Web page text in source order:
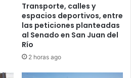
Transporte, calles y
espacios deportivos, entre
las peticiones planteadas
al Senado en San Juan del
Río
2 horas ago